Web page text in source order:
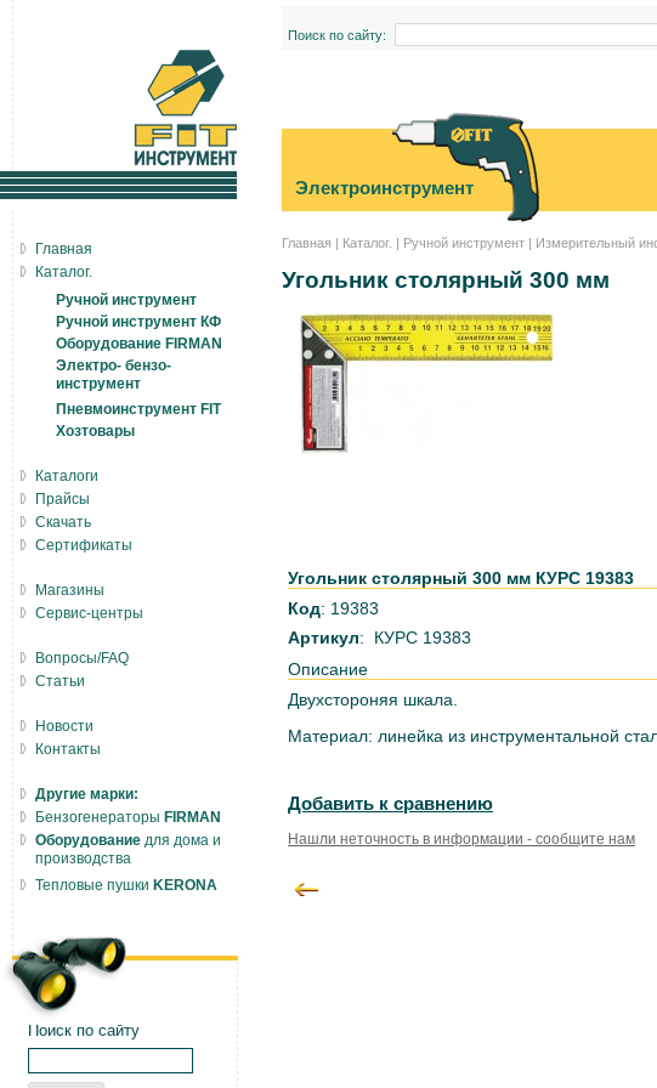
Поиск по сайту:
Электроинструмент
Главная | Каталог. | Ручной инструмент | Измерительный
Угольник столярный 300 мм
Угольник столярный 300 мм КУРС 19383
Код: 19383
Артикул: КУРС 19383
Описание
Двухстороняя шкала.
Материал: линейка из инструментальной
Добавить к сравнению
Нашли неточность в информации - сообщите нам
Главная
Каталог.
Ручной инструмент
Ручной инструмент КФ
Оборудование FIRMAN
Электро- бензо-
инструмент
Пневмоинструмент FIT
Хозтовары
Каталоги
Прайсы
Скачать
Сертификаты
Магазины
Сервис-центры
Вопросы/FAQ
Статьи
Новости
Контакты
Другие марки:
Бензогенераторы FIRMAN
Оборудование для дома и
производства
Тепловые пушки KERONA
Поиск по сайту